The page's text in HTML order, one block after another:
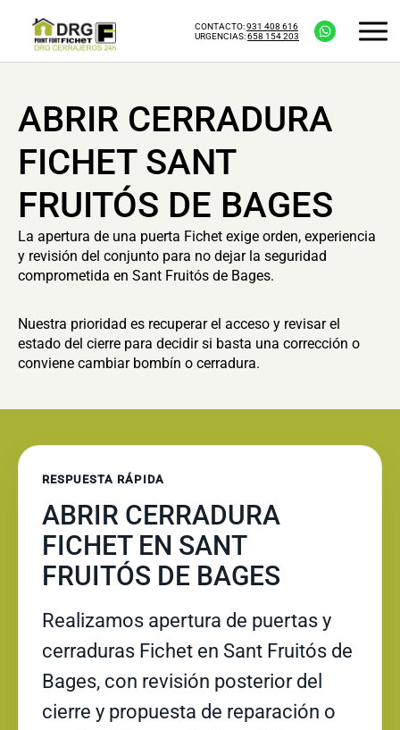
CONTACTO:931 408 616
URGENCIAS:658 154 203
ABRIR CERRADURA
FICHET SANT
FRUITÓS DE BAGES
La apertura de una puerta Fichet exige orden, experiencia
y revisión del conjunto para no dejar la seguridad
comprometida en Sant Fruitós de Bages.
Nuestra prioridad es recuperar el acceso y revisar el
estado del cierre para decidir si basta una corrección o
conviene cambiar bombín o cerradura.
RESPUESTA RÁPIDA
ABRIR CERRADURA
FICHET EN SANT
FRUITÓS DE BAGES
Realizamos apertura de puertas y
cerraduras Fichet en Sant Fruitós de
Bages, con revisión posterior del
cierre y propuesta de reparación o